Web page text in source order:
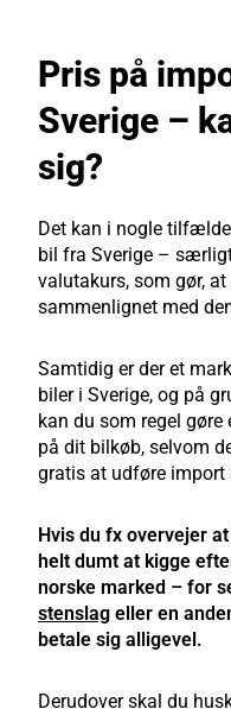
Pris på
Sverige –
sig?
Det kan i nogle
bil fra Sverige –
valutakurs, som gør,
sammenlignet med
Samtidig er der et
biler i Sverige, og på
kan du som regel gøre
på dit bilkøb, selvom
gratis at udføre import
Hvis du fx overvejer
helt dumt at kigge
norske marked – for
stenslag eller en
betale sig alligevel.
Derudover skal du